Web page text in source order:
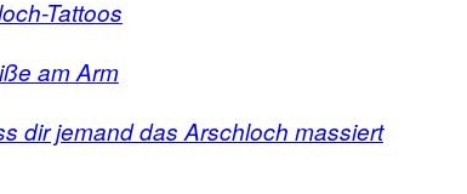
Tattoos
am Arm
dir jemand das Arschloch massiert